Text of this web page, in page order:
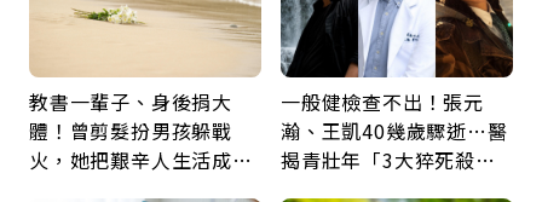
教書一輩子、身後捐大
體！曾剪髮扮男孩躲戰
火，她把艱辛人生活成風
一般健檢查不出！張元
瀚、王凱40幾歲驟逝…醫
揭青壯年「3大猝死殺